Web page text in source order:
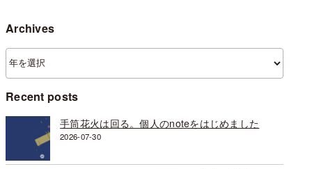
Archives
ア
ー
イ
ブ
Recent posts
手筒花火は回る。個人のnoteをはじめました
2026-07-30